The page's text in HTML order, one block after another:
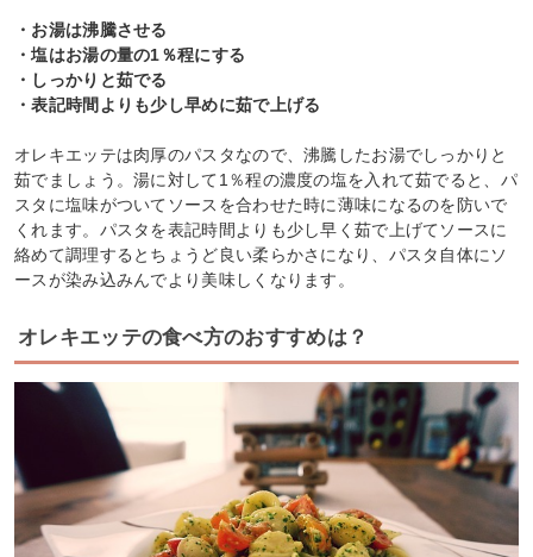
・お湯は沸騰させる
・塩はお湯の量の1％程にする
・しっかりと茹でる
・表記時間よりも少し早めに茹で上げる
オレキエッテは肉厚のパスタなので、沸騰したお湯でしっかりと
茹でましょう。湯に対して1％程の濃度の塩を入れて茹でると、パ
スタに塩味がついてソースを合わせた時に薄味になるのを防いで
くれます。パスタを表記時間よりも少し早く茹で上げてソースに
絡めて調理するとちょうど良い柔らかさになり、パスタ自体にソ
ースが染み込みんでより美味しくなります。
オレキエッテの食べ方のおすすめは？